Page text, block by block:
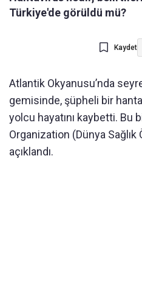
Türkiye'de görüldü mü?
Kaydet
Atlantik Okyanusu’nda
gemisinde, şüpheli bir
yolcu hayatını kaybetti. Bu
Organization (Dünya Sağlık
açıklandı.